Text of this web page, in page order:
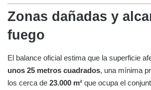
Zonas dañadas y
fuego
El balance oficial estima que la superficie
unos 25 metros cuadrados, una mínima
los cerca de 23.000 m² que ocupa el